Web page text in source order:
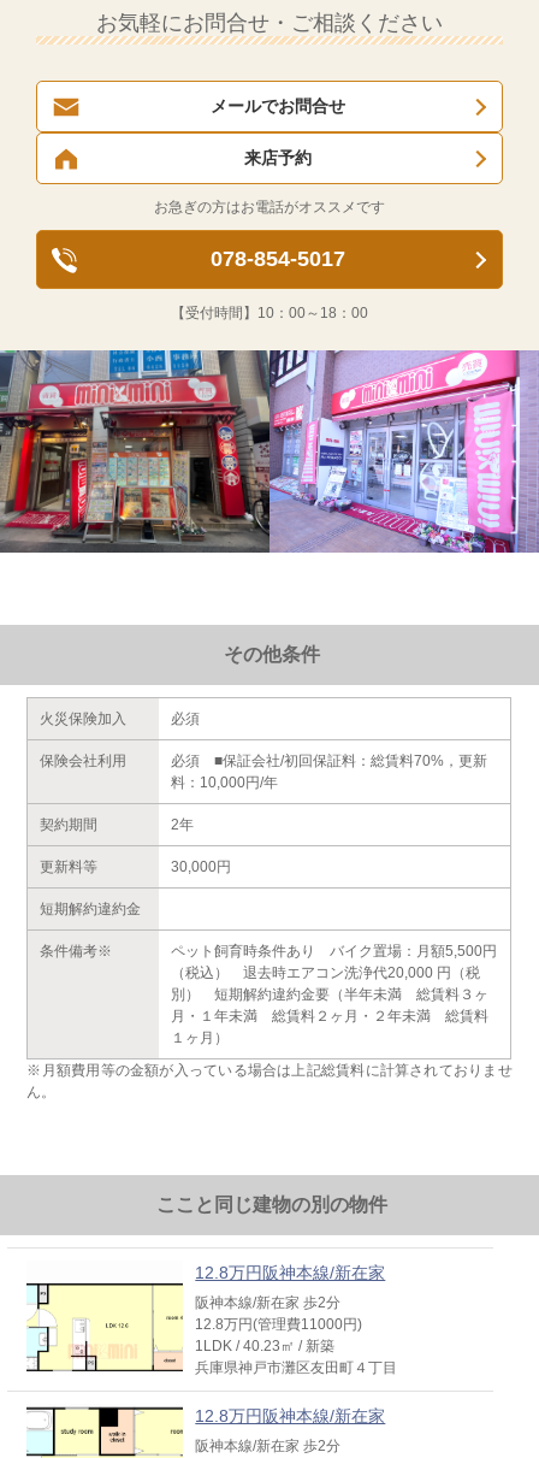
お気軽にお問合せ・ご相談ください
メールでお問合せ
来店予約
お急ぎの方はお電話がオススメです
078-854-5017
【受付時間】 10：00～18：00
その他条件
火災保険加入 必須
保険会社利用
必須 ■保証会社/初回保証料：総賃料70%，更新
料：10,000円/年
契約期間 2年
更新料等 30,000円
短期解約違約金
条件備考※
ペット飼育時条件あり バイク置場：月額5,500円
（税込） 退去時エアコン洗浄代20,000 円（税
別） 短期解約違約金要（半年未満 総賃料３ヶ
月・１年未満 総賃料２ヶ月・２年未満 総賃料
１ヶ月）
※月額費用等の金額が入っている場合は上記総賃料に計算されておりませ
ん。
ここと同じ建物の別の物件
12.8万円阪神本線/新在家
阪神本線/新在家 歩2分
12.8万円(管理費11000円)
1LDK / 40.23㎡ / 新築
兵庫県神戸市灘区友田町４丁目
12.8万円阪神本線/新在家
阪神本線/新在家 歩2分